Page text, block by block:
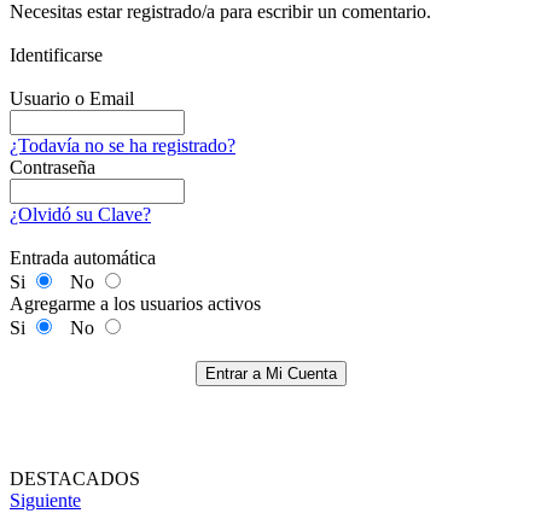
Necesitas estar registrado/a para escribir un comentario.
Identificarse
Usuario o Email
¿Todavía no se ha registrado?
Contraseña
¿Olvidó su Clave?
Entrada automática
Si
No
Agregarme a los usuarios activos
Si
No
Entrar a Mi Cuenta
DESTACADOS
Siguiente